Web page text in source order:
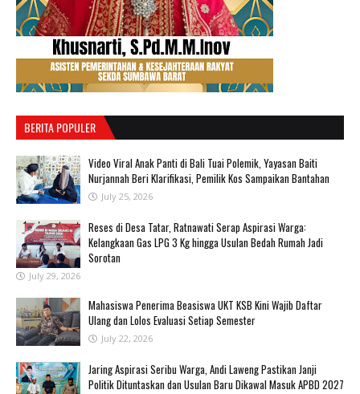
BERITA POPULER
‎Video Viral Anak Panti di Bali Tuai Polemik, Yayasan Baiti
Nurjannah Beri Klarifikasi, Pemilik Kos Sampaikan Bantahan ‎
July 25, 2026
Reses di Desa Tatar, Ratnawati Serap Aspirasi Warga:
Kelangkaan Gas LPG 3 Kg hingga Usulan Bedah Rumah Jadi
Sorotan
July 29, 2026
Mahasiswa Penerima Beasiswa UKT KSB Kini Wajib Daftar
Ulang dan Lolos Evaluasi Setiap Semester
July 22, 2026
Jaring Aspirasi Seribu Warga, Andi Laweng Pastikan Janji
Politik Dituntaskan dan Usulan Baru Dikawal Masuk APBD 2027